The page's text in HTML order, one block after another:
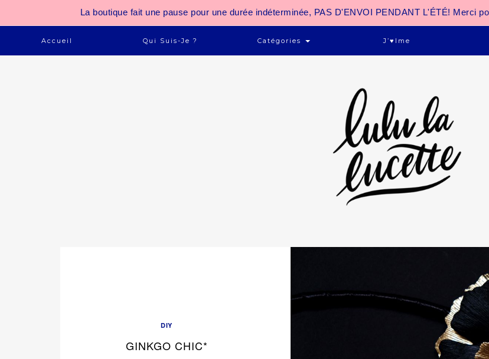
La boutique fait une pause pour une durée indéterminée, PAS D'ENVOI PENDANT L'ÉTÉ! Merci
Accueil Qui Suis-Je ? Catégories J’♥ime
DIY
GINKGO CHIC*